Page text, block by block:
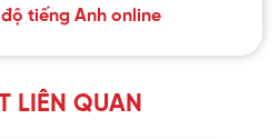
độ tiếng Anh online
LIÊN QUAN